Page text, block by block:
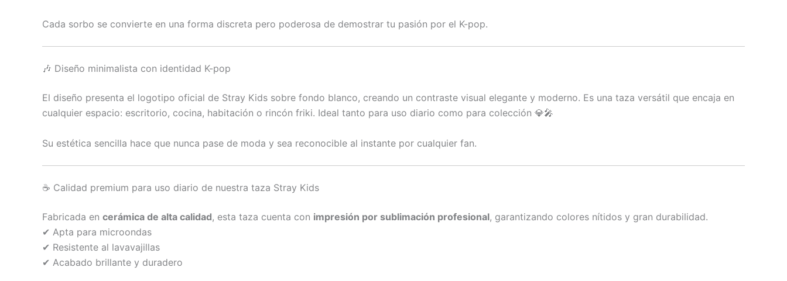
Cada sorbo se convierte en una forma discreta pero poderosa de demostrar tu pasión por el K-pop.
🎶 Diseño minimalista con identidad K-pop
El diseño presenta el logotipo oficial de Stray Kids sobre fondo blanco, creando un contraste visual elegante y moderno. Es una taza versátil que encaja en
cualquier espacio: escritorio, cocina, habitación o rincón friki. Ideal tanto para uso diario como para colección 💎🎤
Su estética sencilla hace que nunca pase de moda y sea reconocible al instante por cualquier fan.
☕ Calidad premium para uso diario de nuestra taza Stray Kids
Fabricada en cerámica de alta calidad, esta taza cuenta con impresión por sublimación profesional, garantizando colores nítidos y gran durabilidad.
✔ Apta para microondas
✔ Resistente al lavavajillas
✔ Acabado brillante y duradero